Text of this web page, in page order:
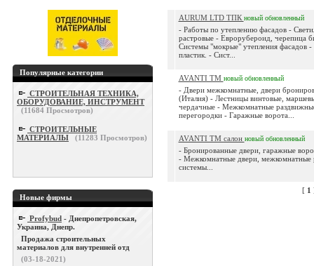
Популярные категории
СТРОИТЕЛЬНАЯ ТЕХНИКА,
ОБОРУДОВАНИЕ, ИНСТРУМЕНТ
(11684 Просмотров)
СТРОИТЕЛЬНЫЕ
МАТЕРИАЛЫ
(11283 Просмотров)
Новые фирмы
Profybud - Днепропетровская,
Украина, Днепр.
Продажа строительных
материалов для внутренней отд
(03-18-2021)
AURUM LTD ТПК новый обновленный
- Работы по утеплению фасадов -
растровые - Еврорубероид, черепица
Системы "мокрые" утепления фасадов -
пластик. - Сист...
AVANTI ТМ новый обновленный
- Двери межкомнатные, двери
(Италия) - Лестницы винтовые,
чердачные - Межкомнатные
перегородки - Гаражные ворота...
AVANTI ТМ салон новый обновленный
- Бронированные двери, гаражные
- Межкомнатные двери, межкомнатные
системы...
[ 1